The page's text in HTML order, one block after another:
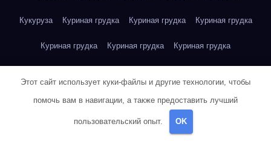
Кукуруза Куриная грудка Куриная грудка Куриная грудка
Куриная грудка Куриная грудка Куриная грудка
Куриная грудка Куриная грудка Куриная грудка
Куриная грудка Куриная грудка Куриная грудка
Этот сайт использует куки-файлы и другие технологии, чтобы
помочь вам в навигации, а также предоставить лучший
пользовательский опыт. OK